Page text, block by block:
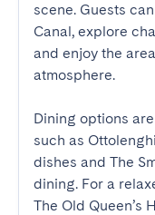
scene. Guests
Canal, explore
and enjoy the
atmosphere.
Dining options
such as
dishes and The
dining. For a
The Old Queen’s